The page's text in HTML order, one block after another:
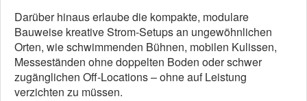
Darüber hinaus erlaube die kompakte, modulare
Bauweise kreative Strom-Setups an ungewöhnlichen
Orten, wie schwimmenden Bühnen, mobilen Kulissen,
Messeständen ohne doppelten Boden oder schwer
zugänglichen Off-Locations – ohne auf Leistung
verzichten zu müssen.